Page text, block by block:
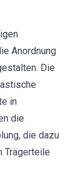
Anordnung
Die
in
die
die dazu
Trägerteile